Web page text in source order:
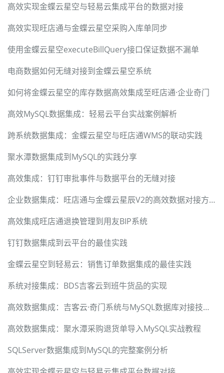
高效实现金蝶云星空与轻易云集成平台的数据对接
高效实现旺店通与金蝶云星空采购入库单同步
使用金蝶云星空executeBillQuery接口保证数据不漏单
电商数据如何无缝对接到金蝶云星空系统
如何将金蝶云星空的库存数据高效集成至旺店通·企业奇门
高效MySQL数据集成：轻易云平台实战案例解析
跨系统数据集成：金蝶云星空与旺店通WMS的联动实践
聚水潭数据集成到MySQL的实践分享
高效集成：钉钉审批事件与数据平台的无缝对接
企业数据集成：旺店通与金蝶云星辰V2的高效数据对接方案
高效集成旺店通退换管理到用友BIP系统
钉钉数据集成到云平台的最佳实践
金蝶云星空到轻易云：销售订单数据集成的最佳实践
系统对接集成：BDS吉客云到班牛货品的实现
高效数据集成：吉客云·奇门系统与MySQL数据库对接技术分享
高效数据集成：聚水潭采购退货单导入MySQL实战教程
SQLServer数据集成到MySQL的完整案例分析